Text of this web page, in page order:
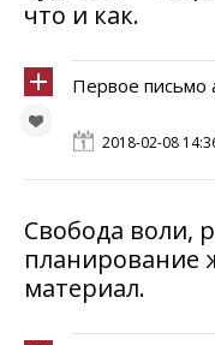
что и как.
Первое письмо
2018-02-08
Свобода воли,
материал.